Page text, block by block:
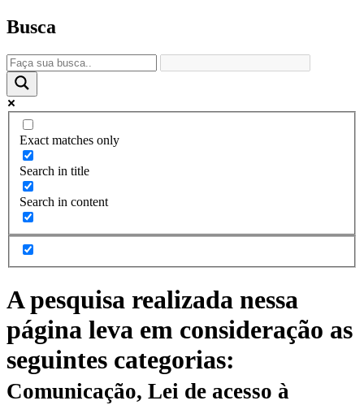
Busca
Exact matches only
Search in title
Search in content
A pesquisa realizada nessa
página leva em consideração as
seguintes categorias:
Comunicação, Lei de acesso à